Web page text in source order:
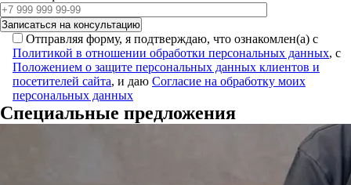
Отправляя форму, я подтверждаю, что ознакомлен(а) с
Политикой в отношении обработки персональных данных, с
Положением о защите персональных данных клиентов и
посетителей сайта, и даю Согласие на обработку моих
персональных данных
Специальные предложения